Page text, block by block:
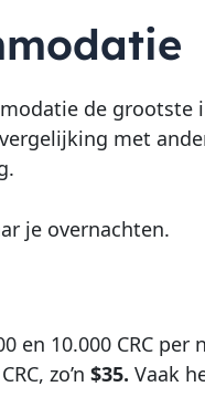
de grootste
met
je overnachten.
en 10.000 CRC per
zo’n $35. Vaak